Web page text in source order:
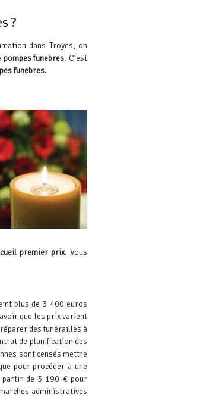
?
dans Troyes, on
pompes funèbres. C’est
funèbres.
premier prix. Vous
plus de 3 400 euros
que les prix varient
des funérailles à
de planification des
sont censés mettre
pour procéder à une
partir de 3 190 € pour
administratives